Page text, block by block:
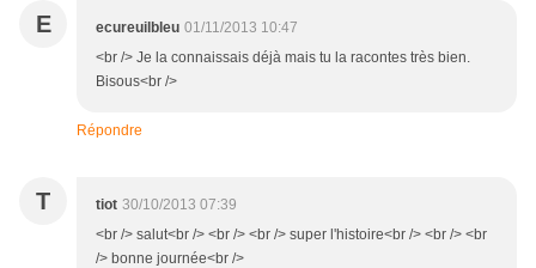
E ecureuilbleu 01/11/2013 10:47
<br /> Je la connaissais déjà mais tu la racontes très bien.
Bisous<br />
Répondre
T tiot 30/10/2013 07:39
<br /> salut<br /> <br /> <br /> super l'histoire<br /> <br /> <br
/> bonne journée<br />